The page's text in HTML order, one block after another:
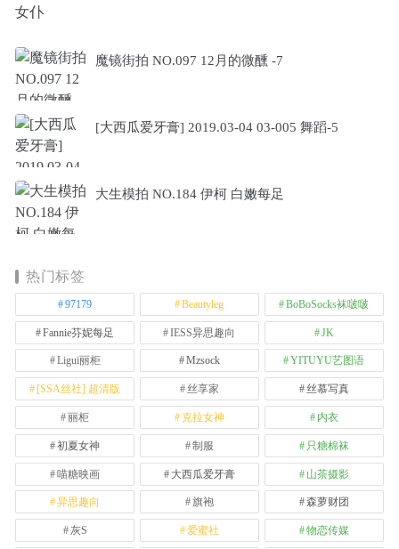
魔镜街拍 NO.097 12月的微醺 -7
[大西瓜爱牙膏] 2019.03-04 03-005 舞蹈-5
大生模拍 NO.184 伊柯 白嫩每足
热门标签
97179 Beautyleg BoBoSocks袜啵啵
Fannie芬妮每足 IESS异思趣向 JK
Ligui丽柜 Mzsock YITUYU艺图语
[SSA丝社] 超清版 丝享家 丝慕写真
丽柜 克拉女神 内衣
初夏女神 制服 只糖棉袜
喵糖映画 大西瓜爱牙膏 山茶摄影
异思趣向 旗袍 森萝财团
灰S 爱蜜社 物恋传媒